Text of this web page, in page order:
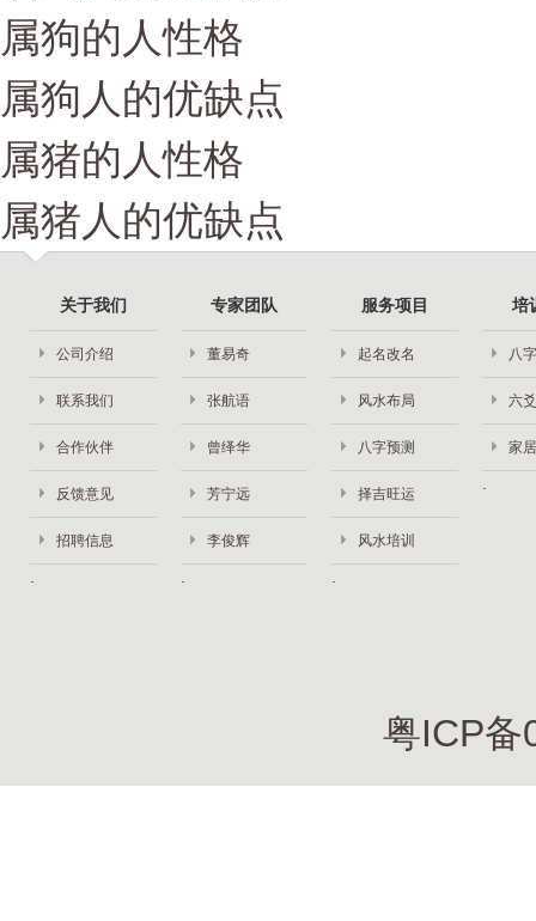
属狗的人性格
属狗人的优缺点
属猪的人性格
属猪人的优缺点
关于我们
公司介绍
联系我们
合作伙伴
反馈意见
招聘信息
专家团队
董易奇
张航语
曾绎华
芳宁远
李俊辉
服务项目
起名改名
风水布局
八字预测
择吉旺运
风水培训
培
八
六
家
粤ICP备